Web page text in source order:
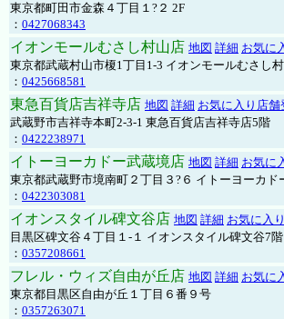
東京都町田市金森４丁目１?２ 2F
： 0427068343
イオンモールむさし村山店 地図 詳細 お気に
東京都武蔵村山市榎1丁目1-3 イオンモールむさし
： 0425668581
東急百貨店吉祥寺店 地図 詳細 お気に入り店舗
武蔵野市吉祥寺本町2-3-1 東急百貨店吉祥寺店5階
： 0422238971
イトーヨーカドー武蔵境店 地図 詳細 お気に
東京都武蔵野市境南町２丁目３?６ イトーヨーカド
： 0422303081
イオンスタイル碑文谷店 地図 詳細 お気に入
目黒区碑文谷４丁目１-１ イオンスタイル碑文谷7階
： 0357208661
フレル・ウィズ自由が丘店 地図 詳細 お気に
東京都目黒区自由が丘１丁目６番９号
： 0357263071